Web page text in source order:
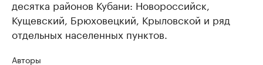
десятка районов Кубани: Новороссийск,
Кущевский, Брюховецкий, Крыловской и ряд
отдельных населенных пунктов.
Авторы